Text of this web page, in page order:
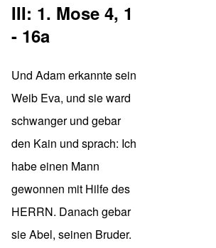
III: 1. Mose 4, 1
- 16a
Und Adam erkannte sein
Weib Eva, und sie ward
schwanger und gebar
den Kain und sprach: Ich
habe einen Mann
gewonnen mit Hilfe des
HERRN. Danach gebar
sie Abel, seinen Bruder.